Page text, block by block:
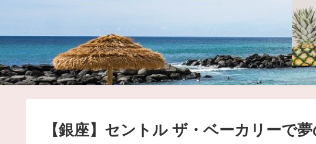
【銀座】セントル ザ・ベーカリーで